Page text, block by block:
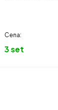
Cena:
3 set